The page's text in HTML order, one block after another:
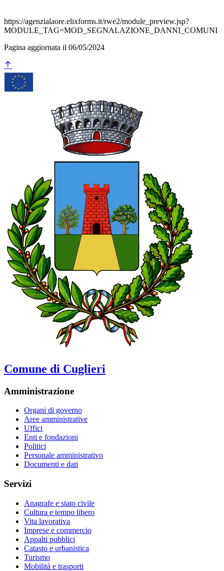
https://agenzialaore.elixforms.it/rwe2/module_preview.jsp?
MODULE_TAG=MOD_SEGNALAZIONE_DANNI_COMUNI
Pagina aggiornata il 06/05/2024
Comune di Cuglieri
Amministrazione
Organi di governo
Aree amministrative
Uffici
Enti e fondazioni
Politici
Personale amministrativo
Documenti e dati
Servizi
Anagrafe e stato civile
Cultura e tempo libero
Vita lavorativa
Imprese e commercio
Appalti pubblici
Catasto e urbanistica
Turismo
Mobilità e trasporti